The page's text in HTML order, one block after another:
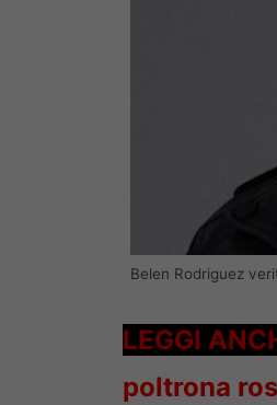
Belen Rodriguez
LEGGI
poltrona